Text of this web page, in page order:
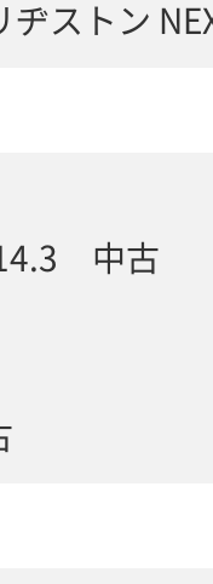
ストン
中古